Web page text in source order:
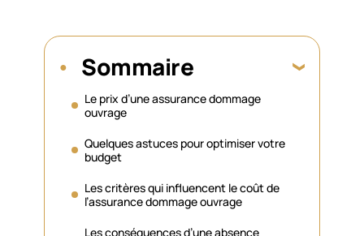
Sommaire
Le prix d’une assurance dommage
ouvrage
Quelques astuces pour optimiser votre
budget
Les critères qui influencent le coût de
l’assurance dommage ouvrage
Les conséquences d’une absence